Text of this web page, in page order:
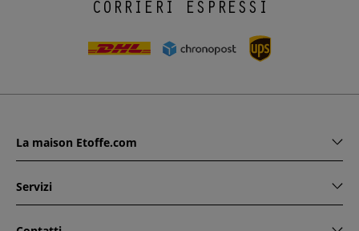
CORRIERI ESPRESSI
La maison Etoffe.com
Servizi